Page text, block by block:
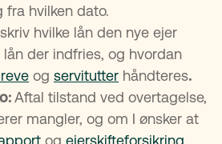
fra hvilken dato.
hvilke lån den nye ejer
lån der indfries, og hvordan
og servitutter håndteres.
Aftal tilstand ved overtagelse,
mangler, og om I ønsker at
og ejerskifteforsikring,